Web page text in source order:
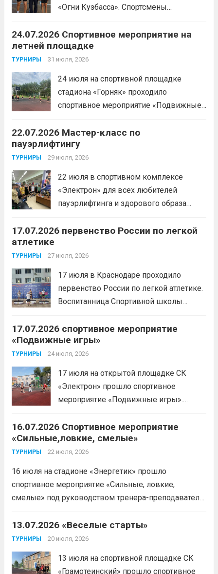
«Огни Кузбасса». Спортсмены
приняли участие в забеге и заняли
следующие призовые места:1 место —
Шабалин Максим, Щербунова Милана,
Всеволод3 место — Табакова
Александра
24.07.2026 Спортивное мероприятие на
летней площадке
ТУРНИРЫ 31 июля, 2026
24 июля на спортивной площадке
стадиона «Горняк» проходило
спортивное мероприятие «Подвижные
«хоккей».Читать дальше
22.07.2026 Мастер-класс по
пауэрлифтингу
ТУРНИРЫ 29 июля, 2026
22 июля в спортивном комплексе
«Электрон» для всех любителей
пауэрлифтинга и здорового образа
с Анитой Андрюковой — мастером
победительницей первенства
воспринимается как спорт для
избранных, требующий исключительно
физической мощи. Однако...
17.07.2026 первенство России по легкой
атлетике
ТУРНИРЫ 27 июля, 2026
17 июля в Краснодаре проходило
первенство России по легкой атлетике.
Воспитанница Спортивной школы
заняла 1 место на дистанции 3000 м. с
результатом 10.01,78. Подготовил
спортсменку тренер-преподаватель
дальше
17.07.2026 спортивное мероприятие
«Подвижные игры»
ТУРНИРЫ 24 июля, 2026
17 июля на открытой площадке СК
«Электрон» прошло спортивное
мероприятие «Подвижные игры».
16.07.2026 Спортивное мероприятие
«Сильные,ловкие, смелые»
ТУРНИРЫ 22 июля, 2026
16 июля на стадионе «Энергетик» прошло
спортивное мероприятие «Сильные, ловкие,
смелые» под руководством тренера-преподавателя
Сергеевича. Участники продемонстрировали
скоростные качества, силовую выносливость и
координацию.
13.07.2026 «Веселые старты»
ТУРНИРЫ 20 июля, 2026
13 июля на спортивной площадке СК
«Грамотеинский» прошло спортивное